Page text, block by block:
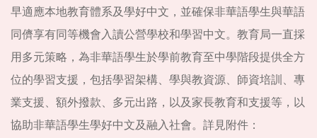
早適應本地教育體系及學好中文，並確保非華語學生與華語
同儕享有同等機會入讀公營學校和學習中文。教育局一直採
用多元策略，為非華語學生於學前教育至中學階段提供全方
位的學習支援，包括學習架構、學與教資源、師資培訓、專
業支援、額外撥款、多元出路，以及家長教育和支援等，以
協助非華語學生學好中文及融入社會。詳見附件：